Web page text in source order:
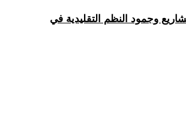
وجمود النظم التقليدية في